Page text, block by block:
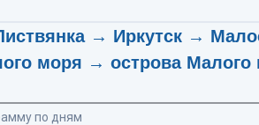
→ Иркутск →
моря → острова Малого
по дням